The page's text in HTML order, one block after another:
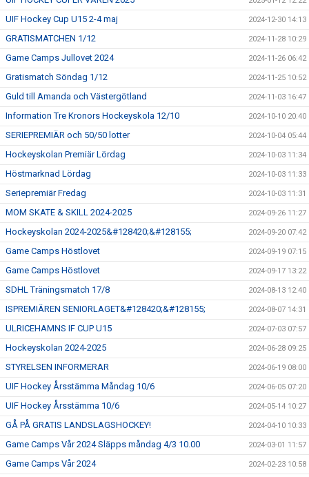
UIF Hockey Cup U15 2-4 maj 2024-12-30 14:13
GRATISMATCHEN 1/12 2024-11-28 10:29
Game Camps Jullovet 2024 2024-11-26 06:42
Gratismatch Söndag 1/12 2024-11-25 10:52
Guld till Amanda och Västergötland 2024-11-03 16:47
Information Tre Kronors Hockeyskola 12/10 2024-10-10 20:40
SERIEPREMIÄR och 50/50 lotter 2024-10-04 05:44
Hockeyskolan Premiär Lördag 2024-10-03 11:34
Höstmarknad Lördag 2024-10-03 11:33
Seriepremiär Fredag 2024-10-03 11:31
MOM SKATE & SKILL 2024-2025 2024-09-26 11:27
Hockeyskolan 2024-2025&#128420;&#128155; 2024-09-20 07:42
Game Camps Höstlovet 2024-09-19 07:15
Game Camps Höstlovet 2024-09-17 13:22
SDHL Träningsmatch 17/8 2024-08-13 12:40
ISPREMIÄREN SENIORLAGET&#128420;&#128155; 2024-08-07 14:31
ULRICEHAMNS IF CUP U15 2024-07-03 07:57
Hockeyskolan 2024-2025 2024-06-28 09:25
STYRELSEN INFORMERAR 2024-06-19 08:00
UIF Hockey Årsstämma Måndag 10/6 2024-06-05 07:20
UIF Hockey Årsstämma 10/6 2024-05-14 10:27
GÅ PÅ GRATIS LANDSLAGSHOCKEY! 2024-04-10 10:33
Game Camps Vår 2024 Släpps måndag 4/3 10.00 2024-03-01 11:57
Game Camps Vår 2024 2024-02-23 10:58